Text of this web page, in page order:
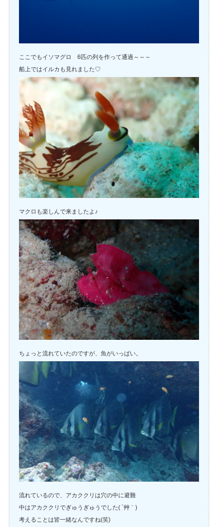
ここでもイソマグロ 6匹の列を作って通過～～～
船上ではイルカも見れました♡
マクロも楽しんで来ましたよ♪
ちょっと流れていたのですが、魚がいっぱい。
流れているので、アカククリは穴の中に避難
中はアカククリでぎゅうぎゅうでした( ´艸｀)
考えることは皆一緒なんですね(笑)